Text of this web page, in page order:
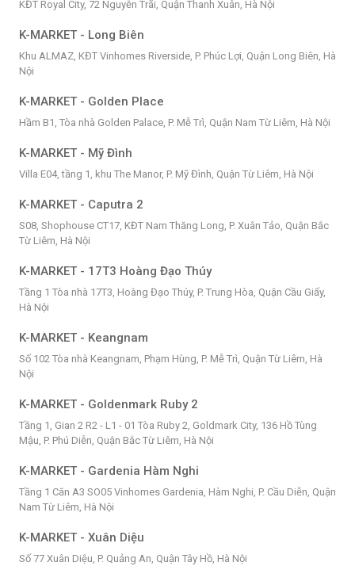
KĐT Royal City, 72 Nguyễn Trãi, Quận Thanh Xuân, Hà Nội
K-MARKET - Long Biên
Khu ALMAZ, KĐT Vinhomes Riverside, P. Phúc Lợi, Quận Long Biên, Hà
Nội
K-MARKET - Golden Place
Hầm B1, Tòa nhà Golden Palace, P. Mễ Trì, Quận Nam Từ Liêm, Hà Nội
K-MARKET - Mỹ Đình
Villa E04, tầng 1, khu The Manor, P. Mỹ Đình, Quận Từ Liêm, Hà Nội
K-MARKET - Caputra 2
S08, Shophouse CT17, KĐT Nam Thăng Long, P. Xuân Tảo, Quận Bắc
Từ Liêm, Hà Nội
K-MARKET - 17T3 Hoàng Đạo Thúy
Tầng 1 Tòa nhà 17T3, Hoàng Đạo Thúy, P. Trung Hòa, Quận Cầu Giấy,
Hà Nội
K-MARKET - Keangnam
Số 102 Tòa nhà Keangnam, Phạm Hùng, P. Mễ Trì, Quận Từ Liêm, Hà
Nội
K-MARKET - Goldenmark Ruby 2
Tầng 1, Gian 2 R2 - L1 - 01 Tòa Ruby 2, Goldmark City, 136 Hồ Tùng
Mậu, P. Phú Diễn, Quận Bắc Từ Liêm, Hà Nội
K-MARKET - Gardenia Hàm Nghi
Tầng 1 Căn A3 SO05 Vinhomes Gardenia, Hàm Nghi, P. Cầu Diễn, Quận
Nam Từ Liêm, Hà Nội
K-MARKET - Xuân Diệu
Số 77 Xuân Diệu, P. Quảng An, Quận Tây Hồ, Hà Nội